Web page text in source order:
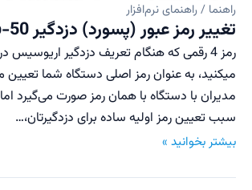
راهنما / راهنمای نرم‌افزار
تغییر رمز عبور (پسورد) دزدگیر ap-50 آریوسیس
رمز 4 رقمی که هنگام تعریف دزدگیر اریوسیس
میکنید، به عنوان رمز اصلی دستگاه شما تعیین
مدیران با دستگاه با همان رمز صورت می‌گیرد
سبب تعیین رمز اولیه ساده برای دزدگیرتان،…
بیشتر بخوانید »